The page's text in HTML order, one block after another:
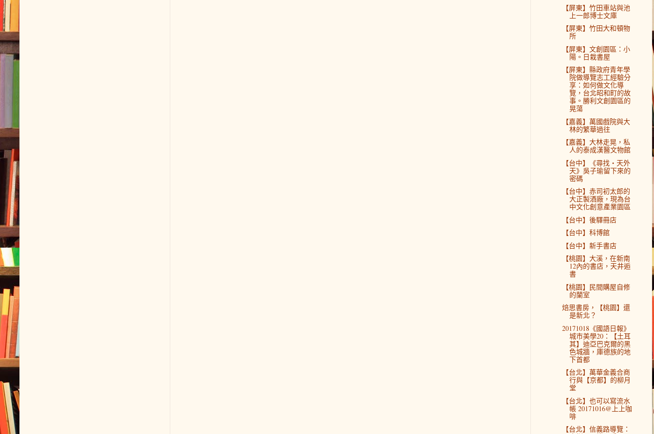
【屏東】竹田車站與池
上一郎博士文庫
【屏東】竹田大和頓物
所
【屏東】文創園區：小
陽。日栽書屋
【屏東】縣政府青年學
院做導覽志工經驗分
享：如何做文化導
覽，台北昭和町的故
事。勝利文創園區的
晃蕩
【嘉義】萬國戲院與大
林的繁華過往
【嘉義】大林走晃，私
人的泰成漢醫文物館
【台中】《尋找‧天外
天》吳子瑜留下來的
密碼
【台中】赤司初太郎的
大正製酒廠，現為台
中文化創意產業園區
【台中】後驛冊店
【台中】科博館
【台中】新手書店
【桃園】大溪，在新南
12內的書店，天井逅
書
【桃園】民間購屋自修
的蘭室
焙思書房，【桃園】還
是新北？
20171018《國語日報》
城市美學20：【土耳
其】迪亞巴克爾的黑
色城牆，庫德族的地
下首都
【台北】萬華金義合商
行與【京都】的柳月
堂
【台北】也可以寫流水
帳 20171016@上上咖
啡
【台北】信義路導覽：